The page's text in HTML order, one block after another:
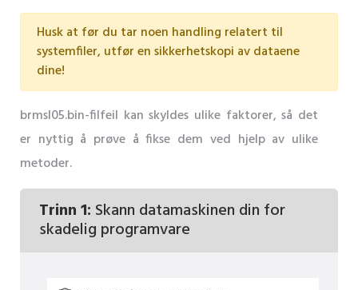
Husk at før du tar noen handling relatert til
systemfiler, utfør en sikkerhetskopi av dataene
dine!
brmsl05.bin-filfeil kan skyldes ulike faktorer, så det
er nyttig å prøve å fikse dem ved hjelp av ulike
metoder.
Trinn 1: Skann datamaskinen din for
skadelig programvare